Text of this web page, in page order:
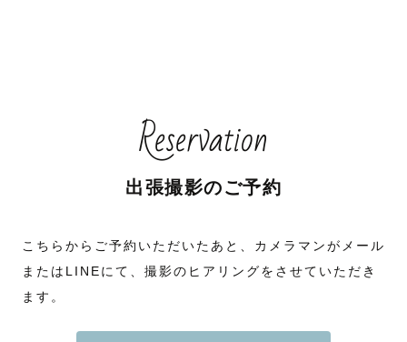
Reservation
出張撮影のご予約
こちらからご予約いただいたあと、カメラマンがメール
またはLINEにて、撮影のヒアリングをさせていただき
ます。